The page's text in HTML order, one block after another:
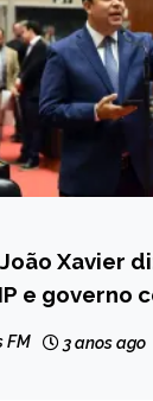
Xavier
e governo
FM 3 anos ago